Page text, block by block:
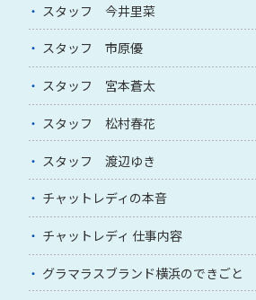
スタッフ 今井里菜
スタッフ 市原優
スタッフ 宮本蒼太
スタッフ 松村春花
スタッフ 渡辺ゆき
チャットレディの本音
チャットレディ 仕事内容
グラマラスブランド横浜のできごと